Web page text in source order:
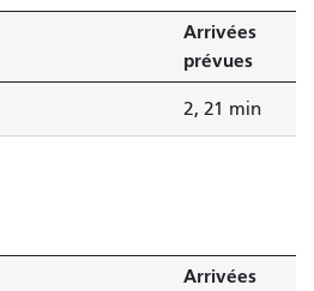
Arrivées
prévues
2, 21 min
Arrivées